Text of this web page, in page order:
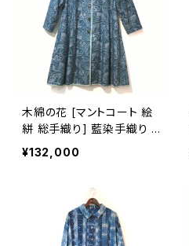
木綿の花 [マントコート 絵
絣 総手織り] 藍染手織り リ
ーフパレード柄 久留米かす
り 袖口2way・半裏仕立て
¥132,000